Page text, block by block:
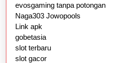
evosgaming tanpa potongan
Naga303 Jowopools
Link apk
gobetasia
slot terbaru
slot gacor